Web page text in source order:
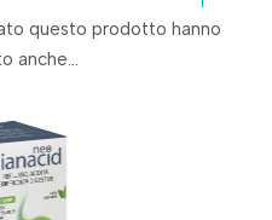
questo prodotto hanno
anche...